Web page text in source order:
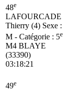
48e
LAFOURCADE
Thierry (4) Sexe :
M - Catégorie : 5e
M4 BLAYE
(33390)
03:18:21
49e